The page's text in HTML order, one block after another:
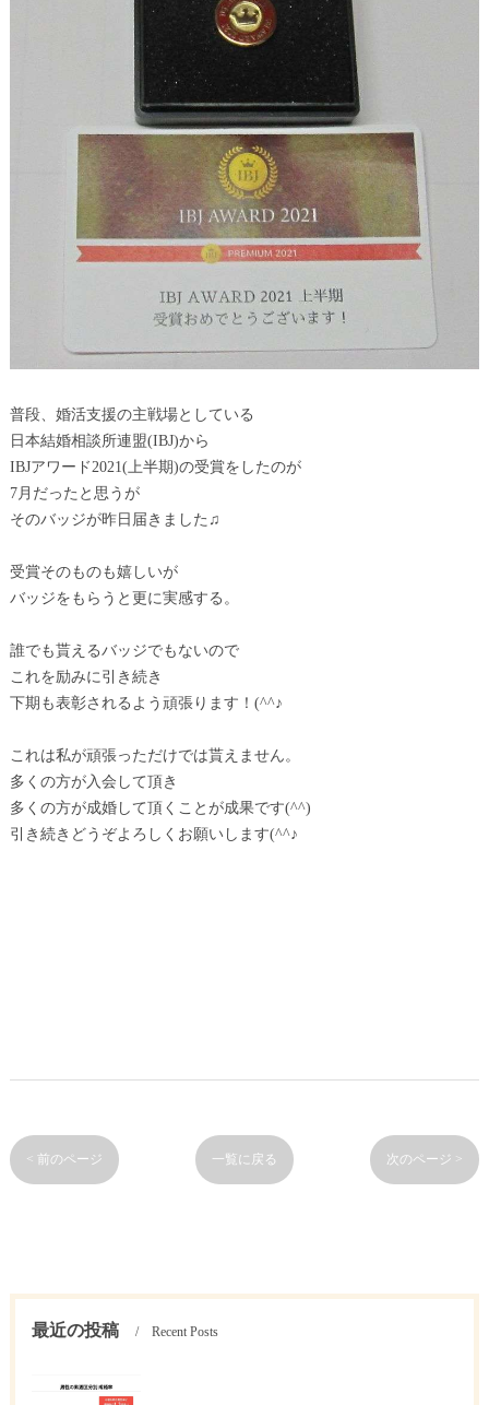
普段、婚活支援の主戦場としている
日本結婚相談所連盟(IBJ)から
IBJアワード2021(上半期)の受賞をしたのが
7月だったと思うが
そのバッジが昨日届きました♫
受賞そのものも嬉しいが
バッジをもらうと更に実感する。
誰でも貰えるバッジでもないので
これを励みに引き続き
下期も表彰されるよう頑張ります！(^^♪
これは私が頑張っただけでは貰えません。
多くの方が入会して頂き
多くの方が成婚して頂くことが成果です(^^)
引き続きどうぞよろしくお願いします(^^♪
< 前のページ 一覧に戻る 次のページ >
最近の投稿 Recent Posts